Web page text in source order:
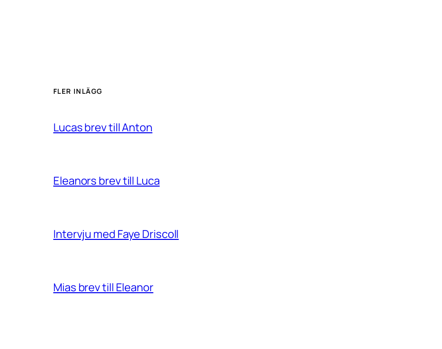
FLER INLÄGG
Lucas brev till Anton
Eleanors brev till Luca
Intervju med Faye Driscoll
Mias brev till Eleanor